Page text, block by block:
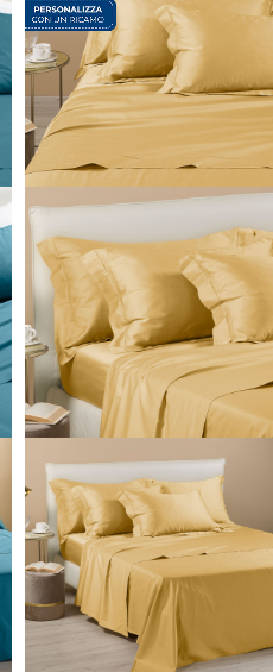
per arricchire la camera
trame geometriche o tinte
fino al
completo lenzuola
stanza dei bambini o per
mancano, ovviamente, le
a una piazza e mezza, un
chi desidera il massimo dello
è composto con la massima
con angolifacilmente
coordinate, garantendo così
sui materassi di ogni spessore.
da letto Caleffi Affidarti
nella tua casa tutta
italiano, unite a
dettagli. Rispetto alle
i nostri articoli si distinguono
raffinata, massima durata
i quali sono rigorosamente
una vastissima gamma di
della tua zona notte in modo
gratificante. Tutto questo è
online o direttamente nei nostri